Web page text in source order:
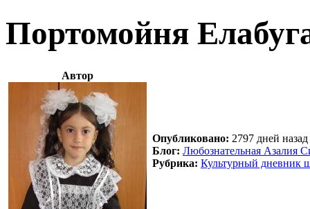
Портомойня
Автор
Опубликовано: 2797 дней
Блог: Любознательная Азалия
Рубрика: Культурный дневник